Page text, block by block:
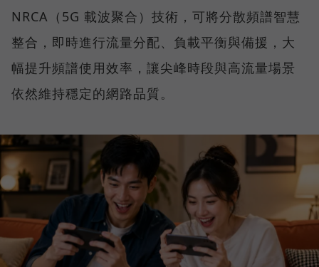
NRCA（5G 載波聚合）技術，可將分散頻譜智慧
整合，即時進行流量分配、負載平衡與備援，大
幅提升頻譜使用效率，讓尖峰時段與高流量場景
依然維持穩定的網路品質。